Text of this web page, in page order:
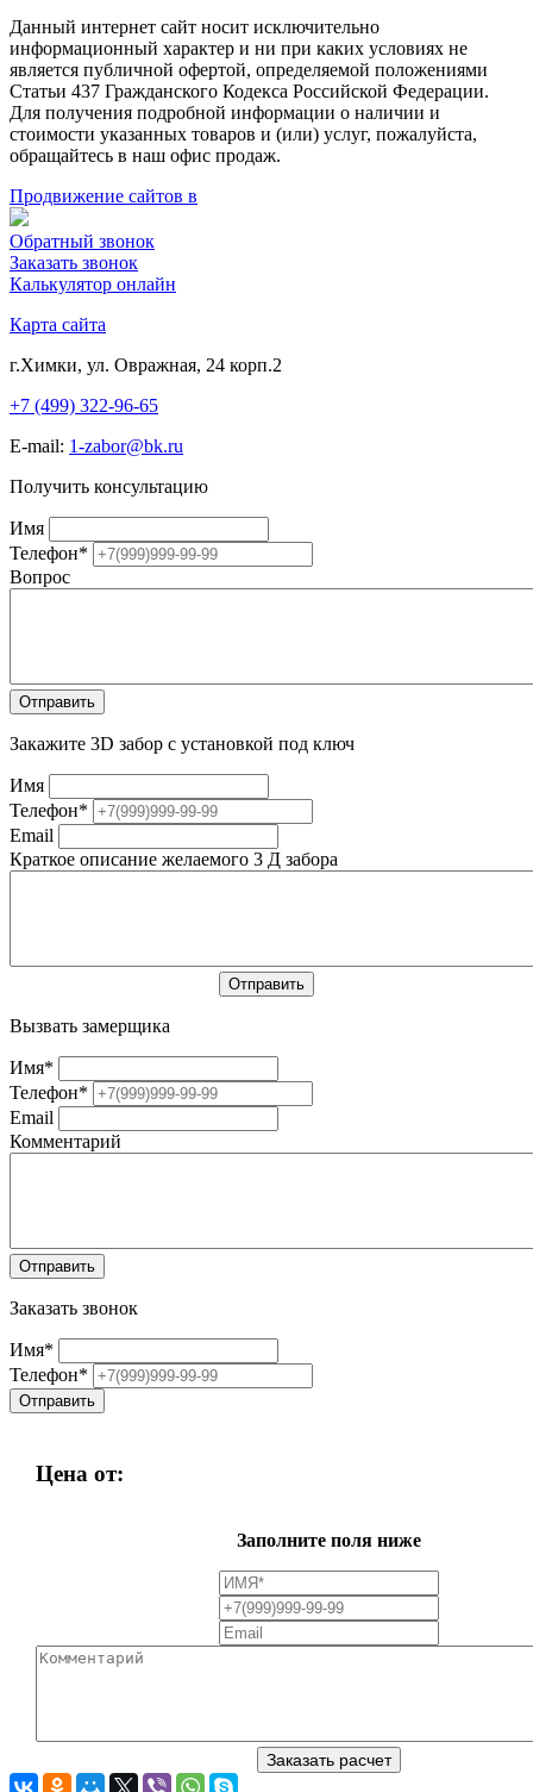
Данный интернет сайт носит исключительно
информационный характер и ни при каких условиях не
является публичной офертой, определяемой положениями
Статьи 437 Гражданского Кодекса Российской Федерации.
Для получения подробной информации о наличии и
стоимости указанных товаров и (или) услуг, пожалуйста,
обращайтесь в наш офис продаж.
Продвижение сайтов в
Обратный звонок
Заказать звонок
Калькулятор онлайн
Карта сайта
г.Химки, ул. Овражная, 24 корп.2
+7 (499) 322-96-65
E-mail: 1-zabor@bk.ru
Получить консультацию
Имя
Телефон*
Вопрос
Закажите 3D забор с установкой под ключ
Имя
Телефон*
Email
Краткое описание желаемого 3 Д забора
Вызвать замерщика
Имя*
Телефон*
Email
Комментарий
Заказать звонок
Имя*
Телефон*
Цена от:
Заполните поля ниже